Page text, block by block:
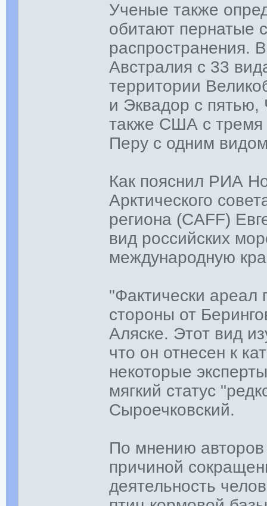
Ученые также
обитают пернатые
распространения.
Австралия с 33
территории
и Эквадор с
также США с тремя
Перу с одним
Как пояснил РИА
Арктического
региона (CAFF)
вид российских
международную
"Фактически ареал
стороны от
Аляске. Этот вид
что он отнесен к
некоторые
мягкий статус
Сыроечковский.
По мнению
причиной
деятельность